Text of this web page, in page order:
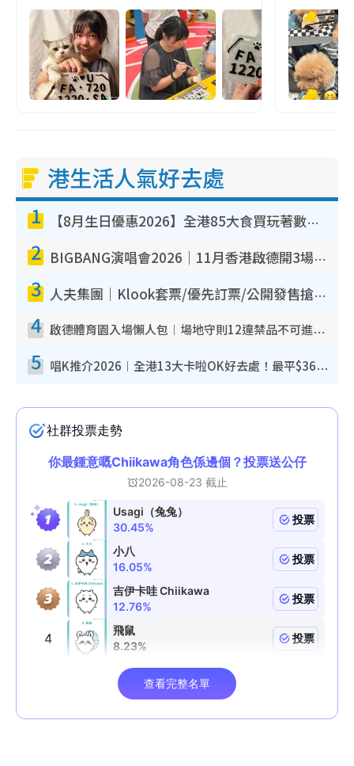
港生活人氣好去處
1 【8月生日優惠2026】全港85大食買玩著數攻略 自助餐/火鍋放題同行免費＋誠品/DONKI送現金券
2 BIGBANG演唱會2026｜11月香港啟德開3場！實名制VIP申請、優先購票攻略
3 人夫集團｜Klook套票/優先訂票/公開發售搶飛攻略！附票價.購票連結.場地座位表
4 啟德體育園入場懶人包︱場地守則12違禁品不可進場准帶細水樽但全場禁樽蓋！應援牌有限制！
5 唱K推介2026︱全港13大卡啦OK好去處！最平$36起 日文K都有！(附地址+收費詳情)